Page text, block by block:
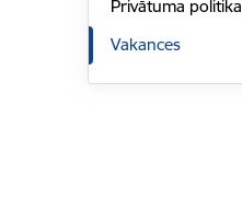
Privātuma politika
Vakances